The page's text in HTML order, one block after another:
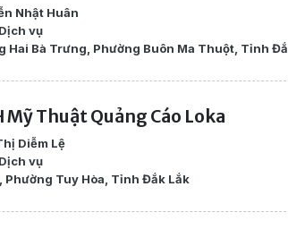
Nhật Huân
Dịch vụ
Hai Bà Trưng, Phường Buôn Ma Thuột, Tỉnh
Mỹ Thuật Quảng Cáo Loka
Diễm Lệ
Dịch vụ
Phường Tuy Hòa, Tỉnh Đắk Lắk